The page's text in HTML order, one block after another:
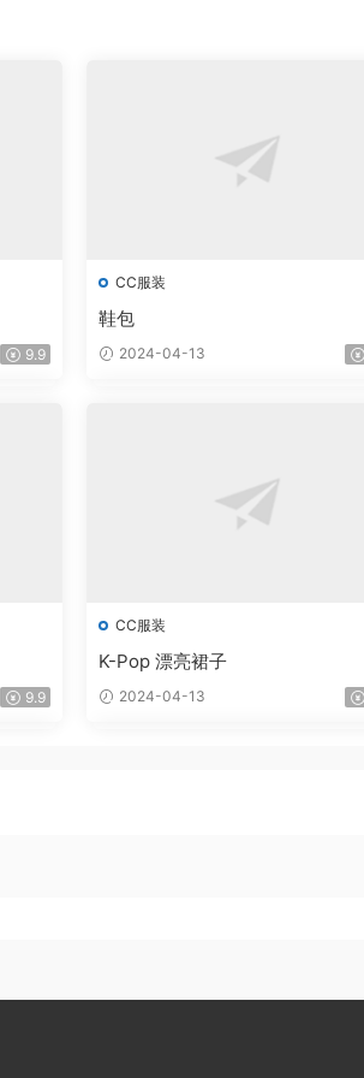
9.9
CC服装
鞋包
2024-04-13
9.9
CC服装
K-Pop 漂亮裙子
2024-04-13